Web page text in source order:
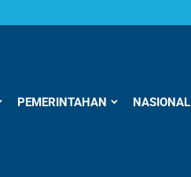
PEMERINTAHAN NASIONAL